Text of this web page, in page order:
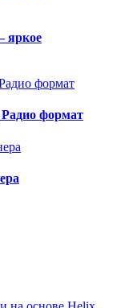
яркое
Радио формат